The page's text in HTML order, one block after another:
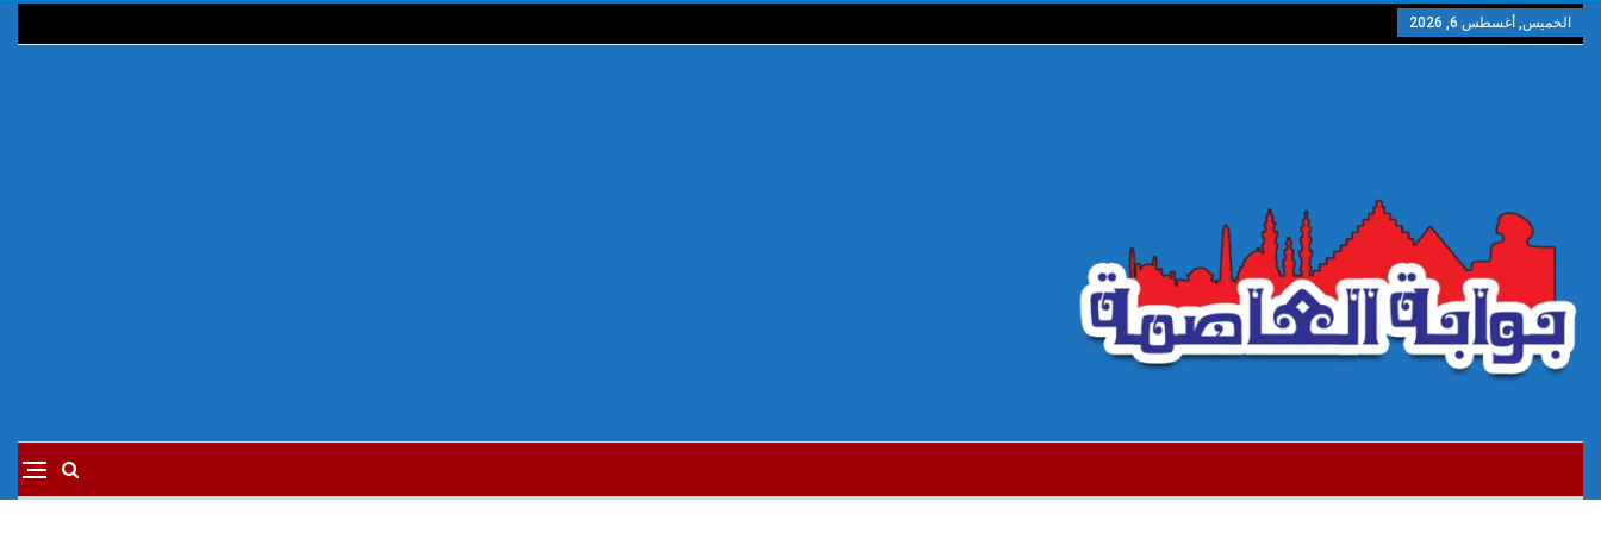
الخميس, أغسطس 6, 2026